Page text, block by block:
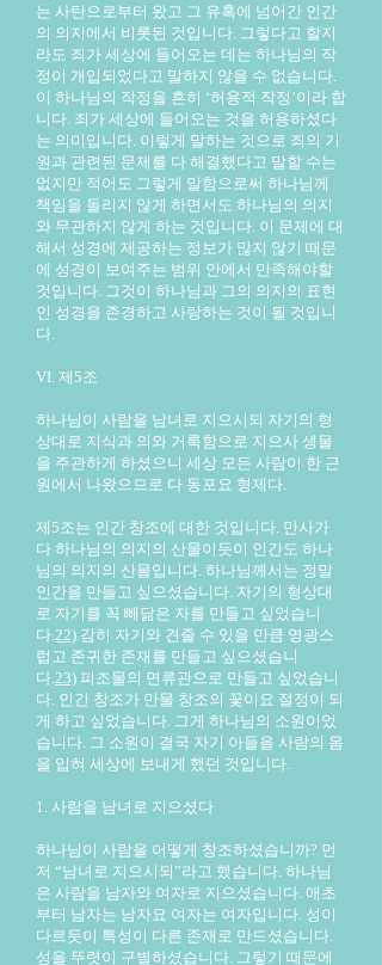
는 사탄으로부터 왔고 그 유혹에 넘어간 인간
의 의지에서 비롯된 것입니다. 그렇다고 할지
라도 죄가 세상에 들어오는 데는 하나님의 작
정이 개입되었다고 말하지 않을 수 없습니다.
이 하나님의 작정을 흔히 ‘허용적 작정’이라 합
니다. 죄가 세상에 들어오는 것을 허용하셨다
는 의미입니다. 이렇게 말하는 것으로 죄의 기
원과 관련된 문제를 다 해결했다고 말할 수는
없지만 적어도 그렇게 말함으로써 하나님께
책임을 돌리지 않게 하면서도 하나님의 의지
와 무관하지 않게 하는 것입니다. 이 문제에 대
해서 성경에 제공하는 정보가 많지 않기 때문
에 성경이 보여주는 범위 안에서 만족해야할
것입니다. 그것이 하나님과 그의 의지의 표현
인 성경을 존경하고 사랑하는 것이 될 것입니
다.
VI. 제5조
하나님이 사람을 남녀로 지으시되 자기의 형
상대로 지식과 의와 거룩함으로 지으사 생물
을 주관하게 하셨으니 세상 모든 사람이 한 근
원에서 나왔으므로 다 동포요 형제다.
제5조는 인간 창조에 대한 것입니다. 만사가
다 하나님의 의지의 산물이듯이 인간도 하나
님의 의지의 산물입니다. 하나님께서는 정말
인간을 만들고 싶으셨습니다. 자기의 형상대
로 자기를 꼭 빼닮은 자를 만들고 싶었습니
다.22) 감히 자기와 견줄 수 있을 만큼 영광스
럽고 존귀한 존재를 만들고 싶으셨습니
다.23) 피조물의 면류관으로 만들고 싶었습니
다. 인간 창조가 만물 창조의 꽃이요 절정이 되
게 하고 싶었습니다. 그게 하나님의 소원이었
습니다. 그 소원이 결국 자기 아들을 사람의 몸
을 입혀 세상에 보내게 했던 것입니다.
1. 사람을 남녀로 지으셨다
하나님이 사람을 어떻게 창조하셨습니까? 먼
저 “남녀로 지으시되”라고 했습니다. 하나님
은 사람을 남자와 여자로 지으셨습니다. 애초
부터 남자는 남자요 여자는 여자입니다. 성이
다르듯이 특성이 다른 존재로 만드셨습니다.
성을 뚜렷이 구별하셨습니다. 그렇기 때문에